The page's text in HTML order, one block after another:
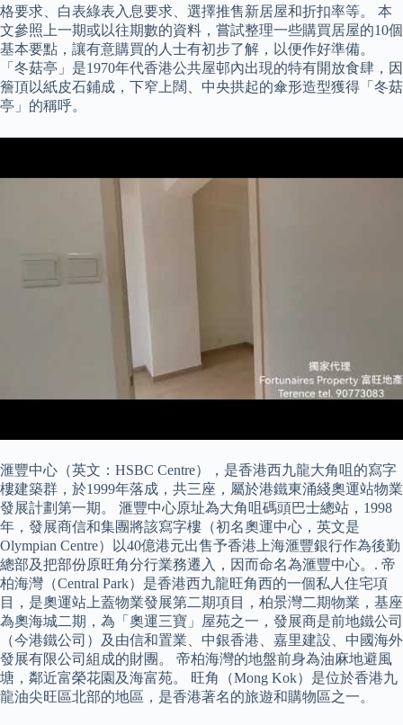
格要求、白表綠表入息要求、選擇推售新居屋和折扣率等。 本
文參照上一期或以往期數的資料，嘗試整理一些購買居屋的10個
基本要點，讓有意購買的人士有初步了解，以便作好準備。
「冬菇亭」是1970年代香港公共屋邨內出現的特有開放食肆，因
簷頂以紙皮石鋪成，下窄上闊、中央拱起的傘形造型獲得「冬菇
亭」的稱呼。
滙豐中心（英文：HSBC Centre），是香港西九龍大角咀的寫字
樓建築群，於1999年落成，共三座，屬於港鐵東涌綫奧運站物業
發展計劃第一期。 滙豐中心原址為大角咀碼頭巴士總站，1998
年，發展商信和集團將該寫字樓（初名奧運中心，英文是
Olympian Centre）以40億港元出售予香港上海滙豐銀行作為後勤
總部及把部份原旺角分行業務遷入，因而命名為滙豐中心。. 帝
柏海灣（Central Park）是香港西九龍旺角西的一個私人住宅項
目，是奧運站上蓋物業發展第二期項目，柏景灣二期物業，基座
為奧海城二期，為「奧運三寶」屋苑之一，發展商是前地鐵公司
（今港鐵公司）及由信和置業、中銀香港、嘉里建設、中國海外
發展有限公司組成的財團。 帝柏海灣的地盤前身為油麻地避風
塘，鄰近富榮花園及海富苑。 旺角（Mong Kok）是位於香港九
龍油尖旺區北部的地區，是香港著名的旅遊和購物區之一。